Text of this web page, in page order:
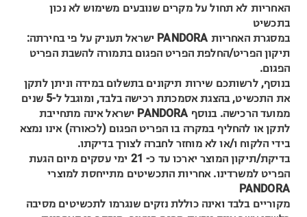
האחריות לא תחול על מקרים שנובעים משימוש לא נכון
בתכשיט
במסגרת האחריות PANDORA ישראל תעניק על פי בחירתה:
תיקון הפריט/החלפת הפריט הפגום בתמורה להשבת הפריט
הפגום.
בנוסף, לרשותכם שירות תיקונים בתשלום במידה וניתן לתקן
את התכשיט, בהצגת אסמכתת רכישה בלבד, ומוגבל ל-5 שנים
ממועד הרכישה. בנוסף PANDORA ישראל אינה מתחייבת
לתקן או להחליף במקרה בו הפריט הפגום (לכאורה) אינו נמצא
בידי הלקוח ו/או לא מוחזר לחברה לצורך בדיקתו.
בדיקת/תיקון המוצר יארכו עד כ- 21 ימי עסקים מיום הגעת
הפריט למשרדינו. אחריות התכשיטים מתייחסת למוצרי
PANDORA
מקוריים בלבד ואינה כוללת נזקים שנגרמו לתכשיטים מסיבה